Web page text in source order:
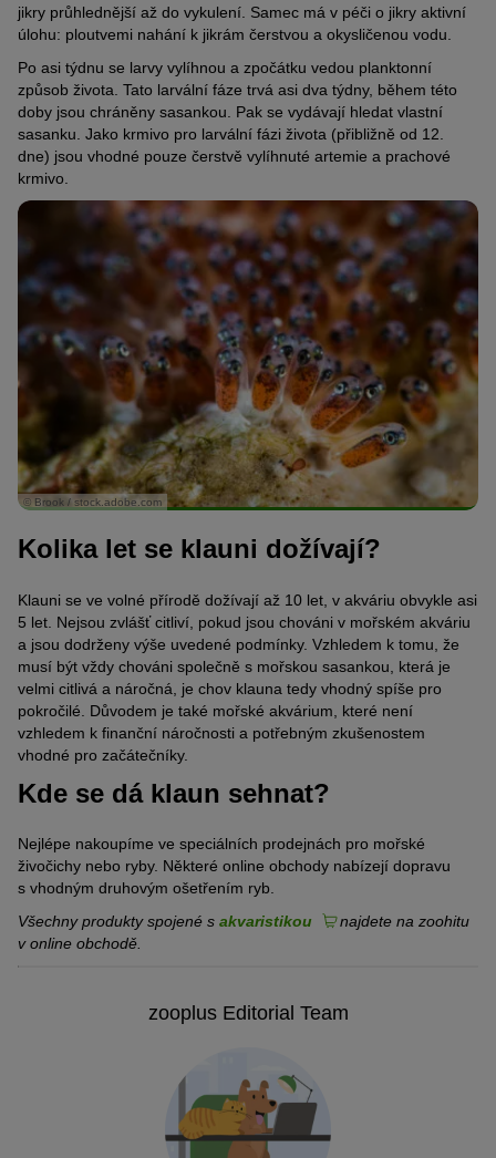
jikry průhlednější až do vykulení. Samec má v péči o jikry aktivní
úlohu: ploutvemi nahání k jikrám čerstvou a okysličenou vodu.
Po asi týdnu se larvy vylíhnou a zpočátku vedou planktonní
způsob života. Tato larvální fáze trvá asi dva týdny, během této
doby jsou chráněny sasankou. Pak se vydávají hledat vlastní
sasanku. Jako krmivo pro larvální fázi života (přibližně od 12.
dne) jsou vhodné pouze čerstvě vylíhnuté artemie a prachové
krmivo.
© Brook / stock.adobe.com
Kolika let se klauni dožívají?
Klauni se ve volné přírodě dožívají až 10 let, v akváriu obvykle asi
5 let. Nejsou zvlášť citliví, pokud jsou chováni v mořském akváriu
a jsou dodrženy výše uvedené podmínky. Vzhledem k tomu, že
musí být vždy chováni společně s mořskou sasankou, která je
velmi citlivá a náročná, je chov klauna tedy vhodný spíše pro
pokročilé. Důvodem je také mořské akvárium, které není
vzhledem k finanční náročnosti a potřebným zkušenostem
vhodné pro začátečníky.
Kde se dá klaun sehnat?
Nejlépe nakoupíme ve speciálních prodejnách pro mořské
živočichy nebo ryby. Některé online obchody nabízejí dopravu
s vhodným druhovým ošetřením ryb.
Všechny produkty spojené s akvaristikou
najdete na zoohitu
v online obchodě.
zooplus Editorial Team